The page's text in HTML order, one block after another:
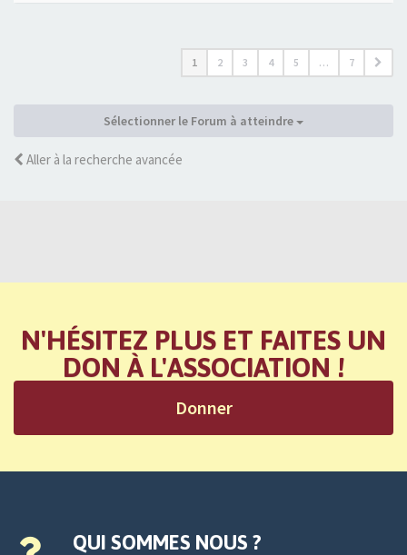
1 2 3 4 5 … 7
Sélectionner le Forum à atteindre
Aller à la recherche avancée
N'HÉSITEZ PLUS ET FAITES UN
DON À L'ASSOCIATION !
Donner
QUI SOMMES NOUS ?